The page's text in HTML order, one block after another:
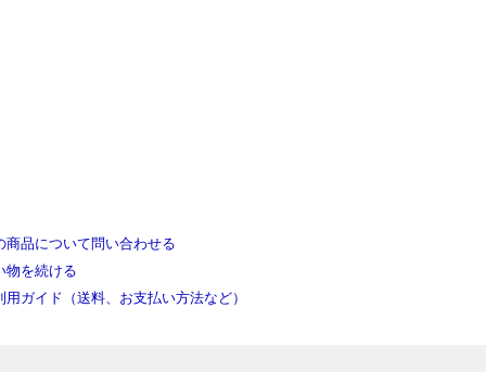
商品について問い合わせる
物を続ける
用ガイド（送料、お支払い方法など）